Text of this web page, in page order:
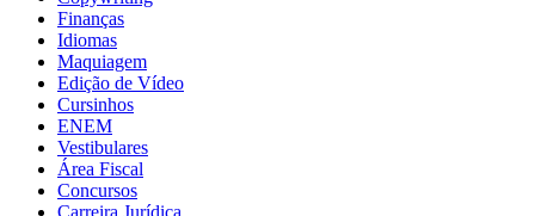
Finanças
Idiomas
Maquiagem
Edição de Vídeo
Cursinhos
ENEM
Vestibulares
Área Fiscal
Concursos
Carreira Jurídica